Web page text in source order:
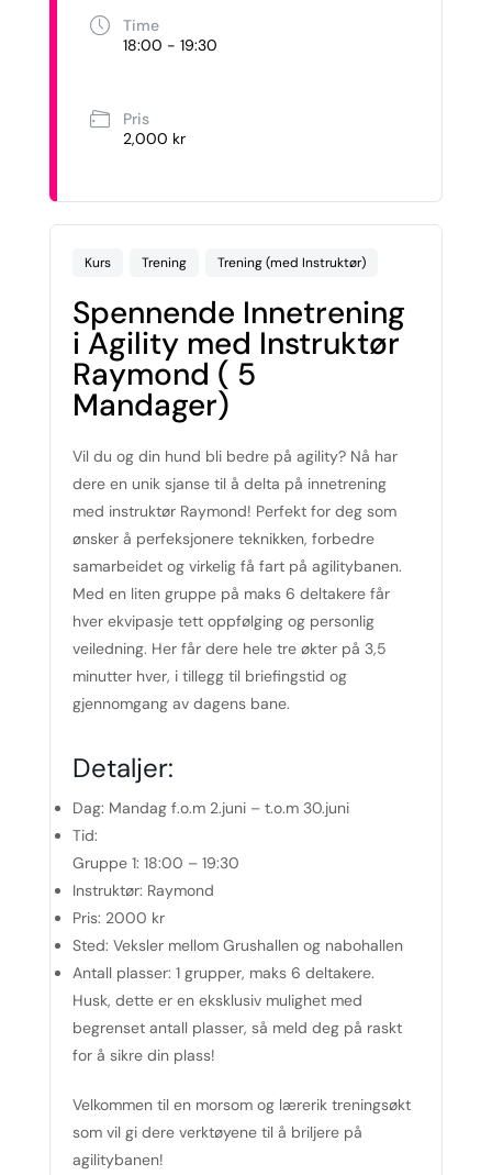
Time
18:00 - 19:30
Pris
2,000 kr
Kurs Trening Trening (med Instruktør)
Spennende Innetrening
i Agility med Instruktør
Raymond ( 5
Mandager)
Vil du og din hund bli bedre på agility? Nå har
dere en unik sjanse til å delta på innetrening
med instruktør Raymond! Perfekt for deg som
ønsker å perfeksjonere teknikken, forbedre
samarbeidet og virkelig få fart på agilitybanen.
Med en liten gruppe på maks 6 deltakere får
hver ekvipasje tett oppfølging og personlig
veiledning. Her får dere hele tre økter på 3,5
minutter hver, i tillegg til briefingstid og
gjennomgang av dagens bane.
Detaljer:
Dag: Mandag f.o.m 2.juni – t.o.m 30.juni
Tid:
Gruppe 1: 18:00 – 19:30
Instruktør: Raymond
Pris: 2000 kr
Sted: Veksler mellom Grushallen og nabohallen
Antall plasser: 1 grupper, maks 6 deltakere.
Husk, dette er en eksklusiv mulighet med
begrenset antall plasser, så meld deg på raskt
for å sikre din plass!
Velkommen til en morsom og lærerik treningsøkt
som vil gi dere verktøyene til å briljere på
agilitybanen!